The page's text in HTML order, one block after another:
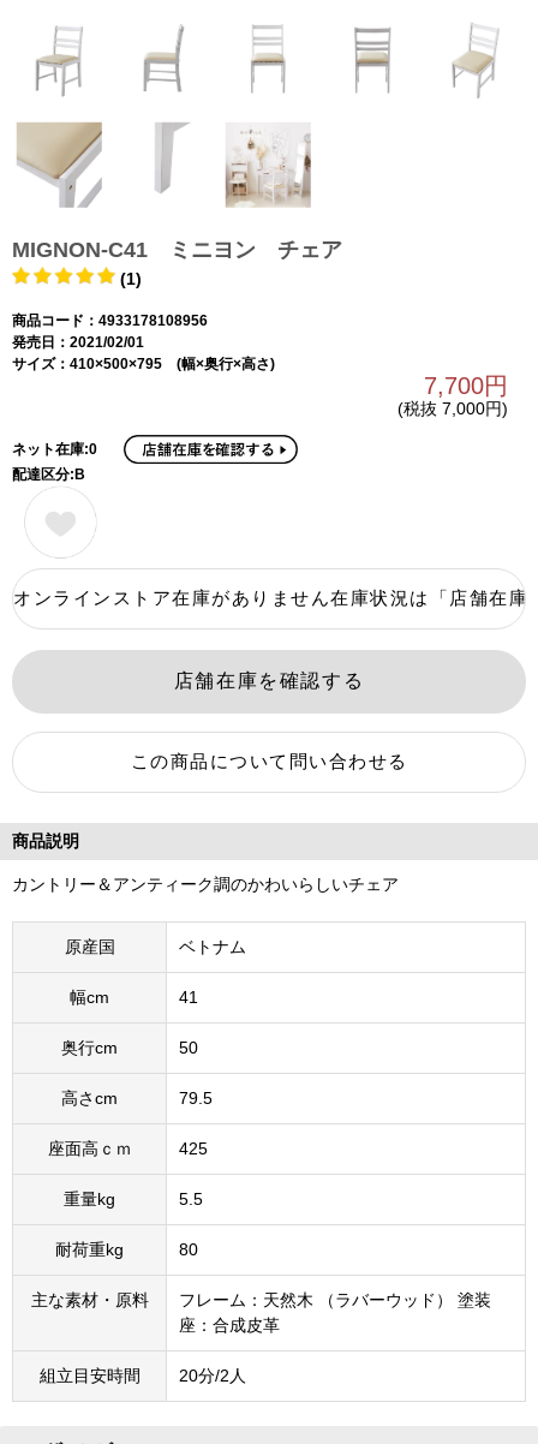
MIGNON-C41 ミニヨン チェア
(1)
商品コード：4933178108956
発売日：2021/02/01
サイズ：410×500×795 (幅×奥行×高さ)
7,700円
(税抜 7,000円)
ネット在庫:0
配達区分:B
商品説明
カントリー＆アンティーク調のかわいらしいチェア
原産国 ベトナム
幅cm 41
奥行cm 50
高さcm 79.5
座面高ｃｍ 425
重量kg 5.5
耐荷重kg 80
主な素材・原料
フレーム：天然木 （ラバーウッド） 塗装
座：合成皮革
組立目安時間 20分/2人